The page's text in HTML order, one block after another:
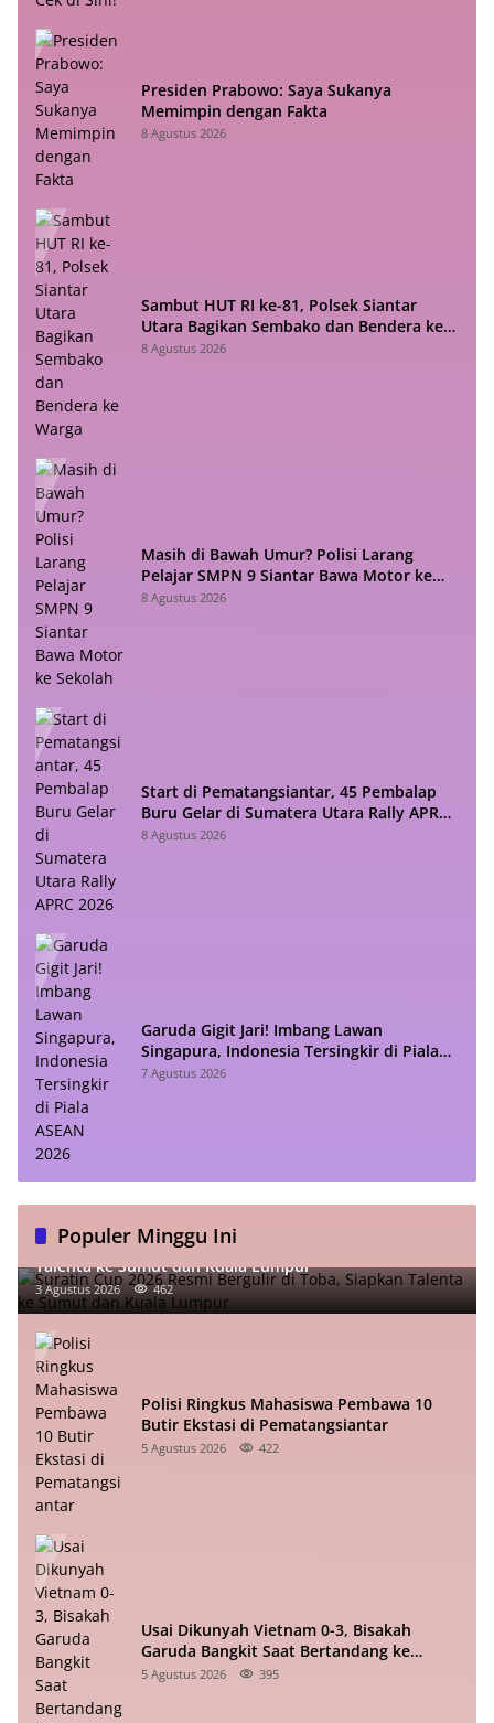
Presiden Prabowo: Saya Sukanya
Memimpin dengan Fakta
8 Agustus 2026
Sambut HUT RI ke-81, Polsek Siantar
Utara Bagikan Sembako dan Bendera ke
Warga
8 Agustus 2026
Masih di Bawah Umur? Polisi Larang
Pelajar SMPN 9 Siantar Bawa Motor ke
Sekolah
8 Agustus 2026
Start di Pematangsiantar, 45 Pembalap
Buru Gelar di Sumatera Utara Rally APRC
2026
8 Agustus 2026
Garuda Gigit Jari! Imbang Lawan
Singapura, Indonesia Tersingkir di Piala
ASEAN 2026
7 Agustus 2026
Populer Minggu Ini
Suratin Cup 2026 Resmi Bergulir di Toba, Siapkan
Talenta ke Sumut dan Kuala Lumpur
3 Agustus 2026 462
Polisi Ringkus Mahasiswa Pembawa 10
Butir Ekstasi di Pematangsiantar
5 Agustus 2026 422
Usai Dikunyah Vietnam 0-3, Bisakah
Garuda Bangkit Saat Bertandang ke
Singapura?
5 Agustus 2026 395